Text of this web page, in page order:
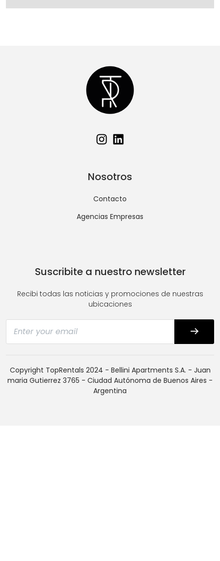
Nosotros
Contacto
Agencias Empresas
Suscribite a nuestro newsletter
Recibi todas las noticias y promociones de nuestras
ubicaciones
Copyright TopRentals 2024 - Bellini Apartments S.A. - Juan
maria Gutierrez 3765 - Ciudad Autónoma de Buenos Aires -
Argentina